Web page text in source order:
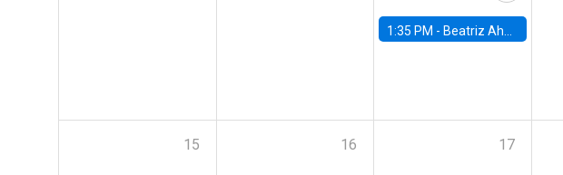
1:35 PM - Beatriz Ahumada, PhD candidate, Universidad de Pittsburgh
15 16 17